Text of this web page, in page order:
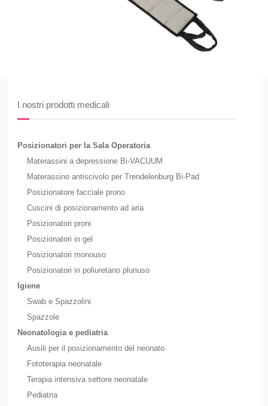
I nostri prodotti medicali
Posizionatori per la Sala Operatoria
Materassini a depressione Bi-VACUUM
Materassino antiscivolo per Trendelenburg Bi-Pad
Posizionatore facciale prono
Cuscini di posizionamento ad aria
Posizionatori proni
Posizionatori in gel
Posizionatori monouso
Posizionatori in poliuretano pluriuso
Igiene
Swab e Spazzolini
Spazzole
Neonatologia e pediatria
Ausili per il posizionamento del neonato
Fototerapia neonatale
Terapia intensiva settore neonatale
Pediatria